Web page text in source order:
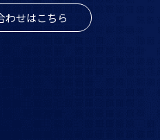
わせはこちら